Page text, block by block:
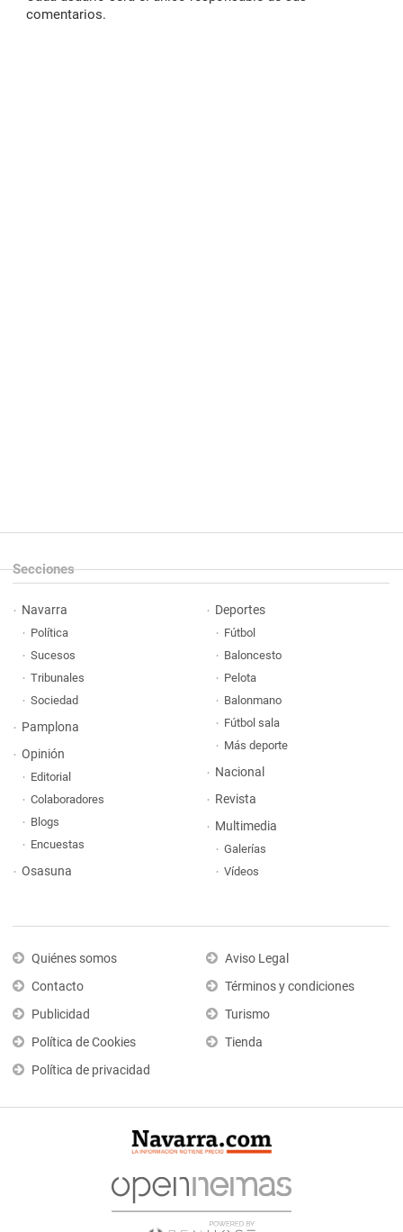
comentarios.
Secciones
Navarra
Política
Sucesos
Tribunales
Sociedad
Pamplona
Opinión
Editorial
Colaboradores
Blogs
Encuestas
Osasuna
Deportes
Fútbol
Baloncesto
Pelota
Balonmano
Fútbol sala
Más deporte
Nacional
Revista
Multimedia
Galerías
Vídeos
Quiénes somos
Contacto
Publicidad
Política de Cookies
Política de privacidad
Aviso Legal
Términos y condiciones
Turismo
Tienda